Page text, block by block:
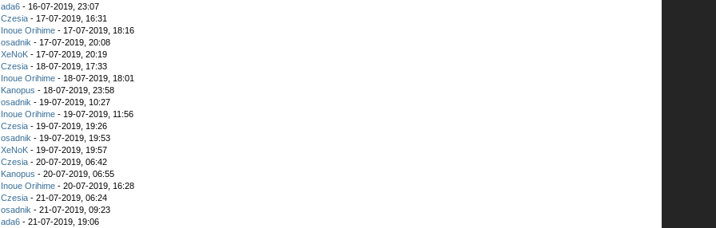
ada6 - 16-07-2019, 23:07
Czesia - 17-07-2019, 16:31
Inoue Orihime - 17-07-2019, 18:16
osadnik - 17-07-2019, 20:08
XeNoK - 17-07-2019, 20:19
Czesia - 18-07-2019, 17:33
Inoue Orihime - 18-07-2019, 18:01
Kanopus - 18-07-2019, 23:58
osadnik - 19-07-2019, 10:27
Inoue Orihime - 19-07-2019, 11:56
Czesia - 19-07-2019, 19:26
osadnik - 19-07-2019, 19:53
XeNoK - 19-07-2019, 19:57
Czesia - 20-07-2019, 06:42
Kanopus - 20-07-2019, 06:55
Inoue Orihime - 20-07-2019, 16:28
Czesia - 21-07-2019, 06:24
osadnik - 21-07-2019, 09:23
ada6 - 21-07-2019, 19:06